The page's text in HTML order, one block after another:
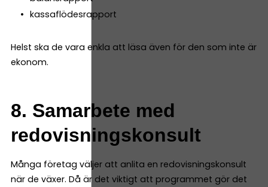
kassaflödesrapport
Helst ska de vara enkla att läsa även för den som inte är
ekonom.
8. Samarbete med
redovisningskonsult
Många företag väljer att anlita en redovisningskonsult
när de växer. Då är det viktigt att programmet gör det